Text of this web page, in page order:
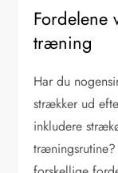
træning
Har du
strækker ud
inkludere